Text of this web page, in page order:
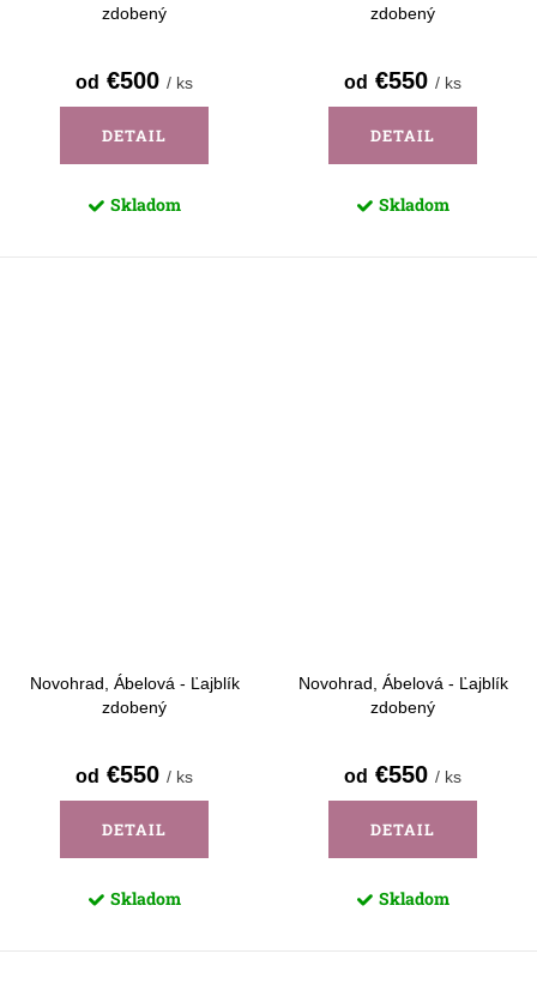
zdobený
od €500 / ks
DETAIL
Skladom
zdobený
od €550 / ks
DETAIL
Skladom
Novohrad, Ábelová - Ľajblík
zdobený
od €550 / ks
DETAIL
Skladom
Novohrad, Ábelová - Ľajblík
zdobený
od €550 / ks
DETAIL
Skladom